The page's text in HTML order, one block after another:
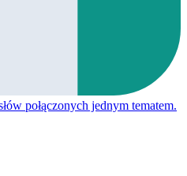
połączonych jednym tematem.